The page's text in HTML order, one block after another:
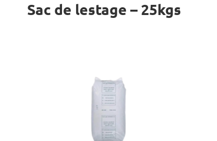
Sac de lestage – 25kgs